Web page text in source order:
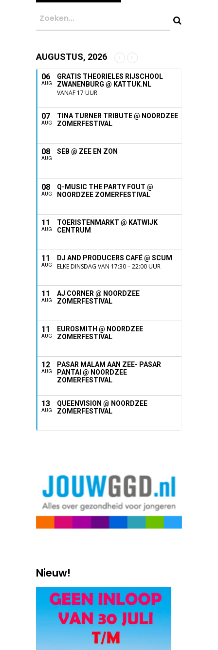
AUGUSTUS, 2026
06
AUG
GRATIS THEORIELES RIJSCHOOL
ZWANENBURG @ KATTUK.NL
VANAF 17 UUR
07
AUG
TINA TURNER TRIBUTE @ NOORDZEE
ZOMERFESTIVAL
08
AUG
SEB @ ZEE EN ZON
08
AUG
Q-MUSIC THE PARTY FOUT @
NOORDZEE ZOMERFESTIVAL
11
AUG
TOERISTENMARKT @ KATWIJK
CENTRUM
11
AUG
DJ AND PRODUCERS CAFÉ @ SCUM
ELKE DINSDAG VAN 17:30 – 22:00 UUR
11
AUG
AJ CORNER @ NOORDZEE
ZOMERFESTIVAL
11
AUG
EUROSMITH @ NOORDZEE
ZOMERFESTIVAL
12
AUG
PASAR MALAM AAN ZEE- PASAR
PANTAI @ NOORDZEE
ZOMERFESTIVAL
13
AUG
QUEENVISION @ NOORDZEE
ZOMERFESTIVAL
Nieuw!